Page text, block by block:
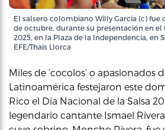
El salsero colombiano Willy García (c) fue
de octubre, durante su presentación en el
2025, en la Plaza de la Independencia, en
EFE/Thais Llorca
Miles de ‘cocolos’ o apasionados
Latinoamérica festejaron este
Rico el Día Nacional de la Salsa
legendario cantante Ismael